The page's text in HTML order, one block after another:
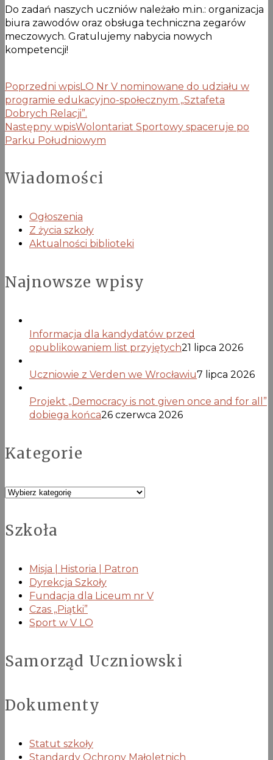
Do zadań naszych uczniów należało m.in.: organizacja
biura zawodów oraz obsługa techniczna zegarów
meczowych. Gratulujemy nabycia nowych
kompetencji!
Poprzedni wpisLO Nr V nominowane do udziału w
programie edukacyjno-społecznym „Sztafeta
Dobrych Relacji”.
Następny wpisWolontariat Sportowy spaceruje po
Parku Południowym
Wiadomości
Ogłoszenia
Z życia szkoły
Aktualności biblioteki
Najnowsze wpisy
Informacja dla kandydatów przed
opublikowaniem list przyjętych21 lipca 2026
Uczniowie z Verden we Wrocławiu7 lipca 2026
Projekt „Democracy is not given once and for all”
dobiega końca26 czerwca 2026
Kategorie
Kategorie
Szkoła
Misja | Historia | Patron
Dyrekcja Szkoły
Fundacja dla Liceum nr V
Czas „Piątki”
Sport w V LO
Samorząd Uczniowski
Dokumenty
Statut szkoły
Standardy Ochrony Małoletnich